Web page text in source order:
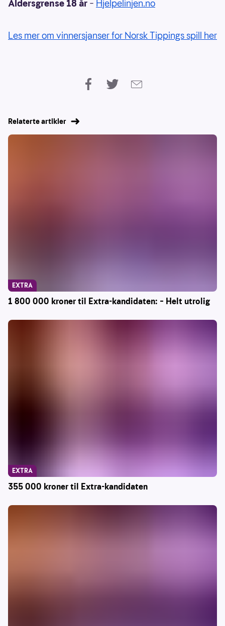
Aldersgrense 18 år – Hjelpelinjen.no
Les mer om vinnersjanser for Norsk Tippings spill her
Relaterte artikler
1 800 000 kroner til Extra-kandidaten: – Helt utrolig
EXTRA
355 000 kroner til Extra-kandidaten
EXTRA